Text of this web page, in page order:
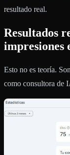
resultado real.
Resultados
impresiones
Esto no es teoría.
como consultora de